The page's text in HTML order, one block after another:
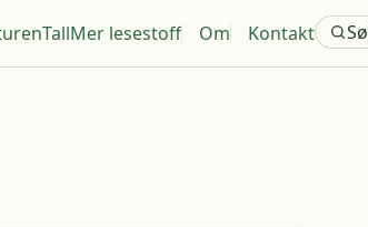
TallMer lesestoff Om Kontakt